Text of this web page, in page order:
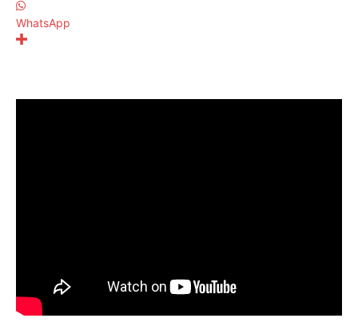
WhatsApp